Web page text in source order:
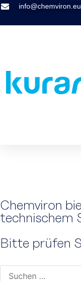
info@chemviron.eu
Chemviron
technischem
Bitte prüfen